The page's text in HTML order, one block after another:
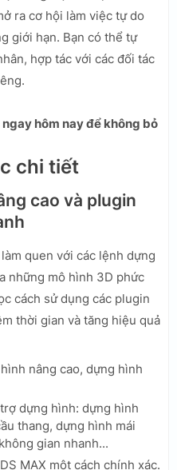
ra cơ hội làm việc tự do
giới hạn. Bạn có thể tự
hợp tác với các đối tác
hôm nay để không bỏ
chi tiết
cao và plugin
quen với các lệnh dựng
những mô hình 3D phức
cách sử dụng các plugin
thời gian và tăng hiệu quả
nâng cao, dựng hình
dựng hình: dựng hình
thang, dựng hình mái
gian nhanh...
MAX một cách chính xác.